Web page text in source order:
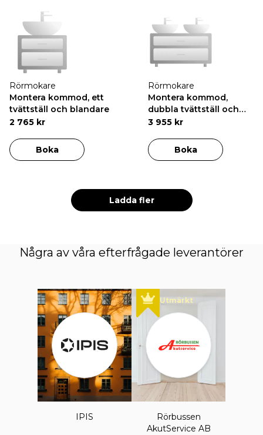
Rörmokare
Montera kommod, ett
tvättställ och blandare
2 765 kr
Boka
Rörmokare
Montera kommod,
dubbla tvättställ och
blandare
3 955 kr
Boka
Ladda fler
Några av våra efterfrågade leverantörer
IPIS
Utmärkt
Rörbussen
AkutService AB